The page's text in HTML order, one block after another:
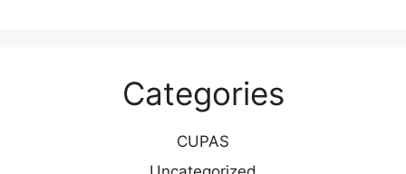
Categories
CUPAS